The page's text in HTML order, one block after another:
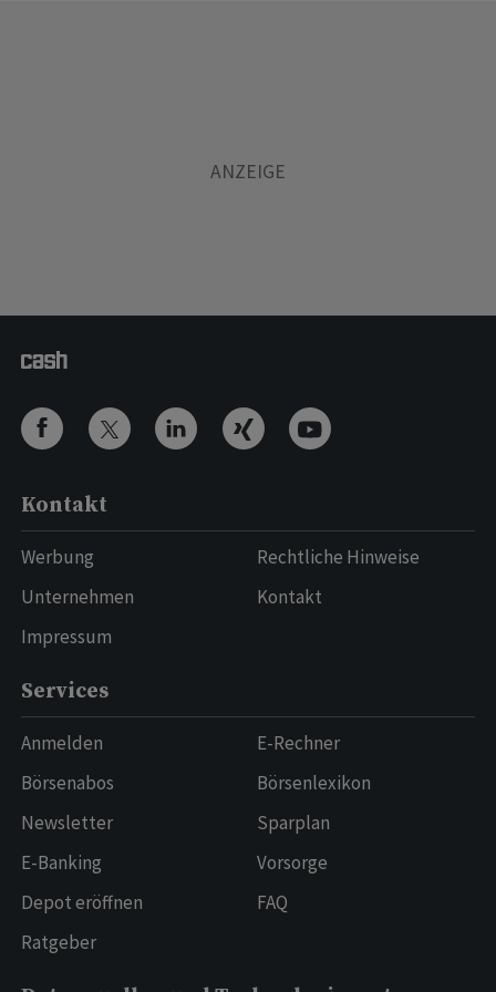
Kontakt
Werbung
Unternehmen
Impressum
Rechtliche Hinweise
Kontakt
Services
Anmelden
Börsenabos
Newsletter
E-Banking
Depot eröffnen
Ratgeber
E-Rechner
Börsenlexikon
Sparplan
Vorsorge
FAQ